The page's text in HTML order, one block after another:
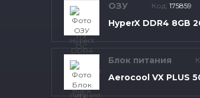
ОЗУ Код: 175859
HyperX DDR4 8GB
Блок питания
Aerocool VX PLUS